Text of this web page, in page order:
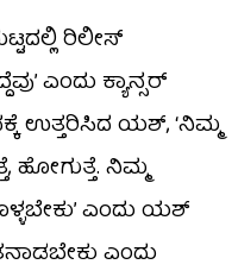
ರಿಲೀಸ್
ಎಂದು ಕ್ಯಾನ್ಸರ್
ಉತ್ತರಿಸಿದ ಯಶ್, ‘ನಿಮ್ಮ
ಹೋಗುತ್ತೆ. ನಿಮ್ಮ
ಎಂದು ಯಶ್
ಎಂದು